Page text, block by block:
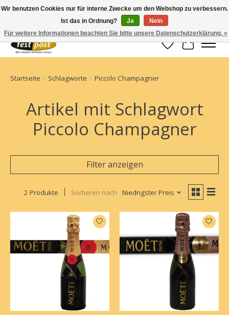
Champagner einfach geschickt
Wunschzettel
Ihr
Startseite / Schlagworte / Piccolo Champagner
Artikel mit Schlagwort
Piccolo Champagner
Filter anzeigen
2 Produkte Sortieren nach Niedrigster Preis
Wir benutzen Cookies nur für interne Zwecke um den Webshop zu verbessern.
Ist das in Ordnung?
Ja
Nein
Für weitere Informationen beachten Sie bitte unsere Datenschutzerklärung. »